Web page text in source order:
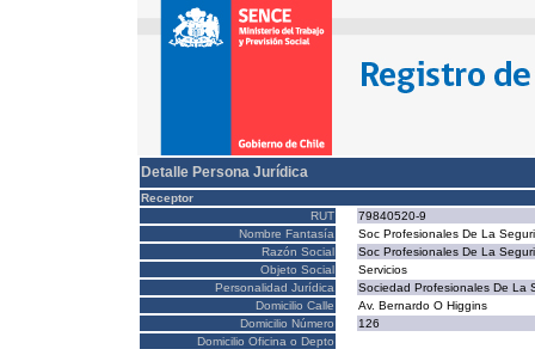
Detalle Persona Jurídica
Receptor
RUT
79840520-9
Nombre Fantasía
Soc Profesionales De La
Razón Social
Soc Profesionales De La
Objeto Social
Servicios
Personalidad Jurídica
Sociedad Profesionales De La
Domicilio Calle
Av. Bernardo O Higgins
Domicilio Número
126
Domicilio Oficina o Depto